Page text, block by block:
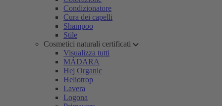
Condizionatore
Cura dei capelli
Shampoo
Stile
Cosmetici naturali certificati
Visualizza tutti
MÁDARA
Hej Organic
Heliotrop
Lavera
Logona